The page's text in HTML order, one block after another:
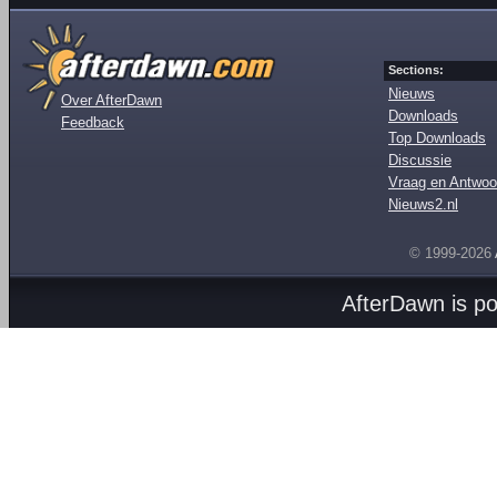
Over AfterDawn
Feedback
Sections:
Nieuws
Downloads
Top Downloads
Discussie
Vraag en
Nieuws2.nl
© 1999-2026
AfterDawn is